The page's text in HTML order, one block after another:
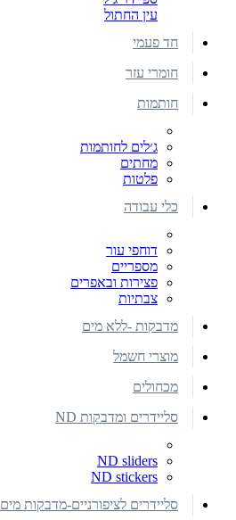
עין החתול
חד פעמי
חומרי עזר
חותמות
ג׳לים לחותמות
מחתים
פלטות
כלי עבודה
דוחפי עור
מספריים
פצירות ובאפרים
צבתיות
מדבקות -ללא מים
מוצרי חשמל
מכחולים
סליידרים ומדבקות ND
ND sliders
ND stickers
סליידרים לציפורניים-מדבקות מים